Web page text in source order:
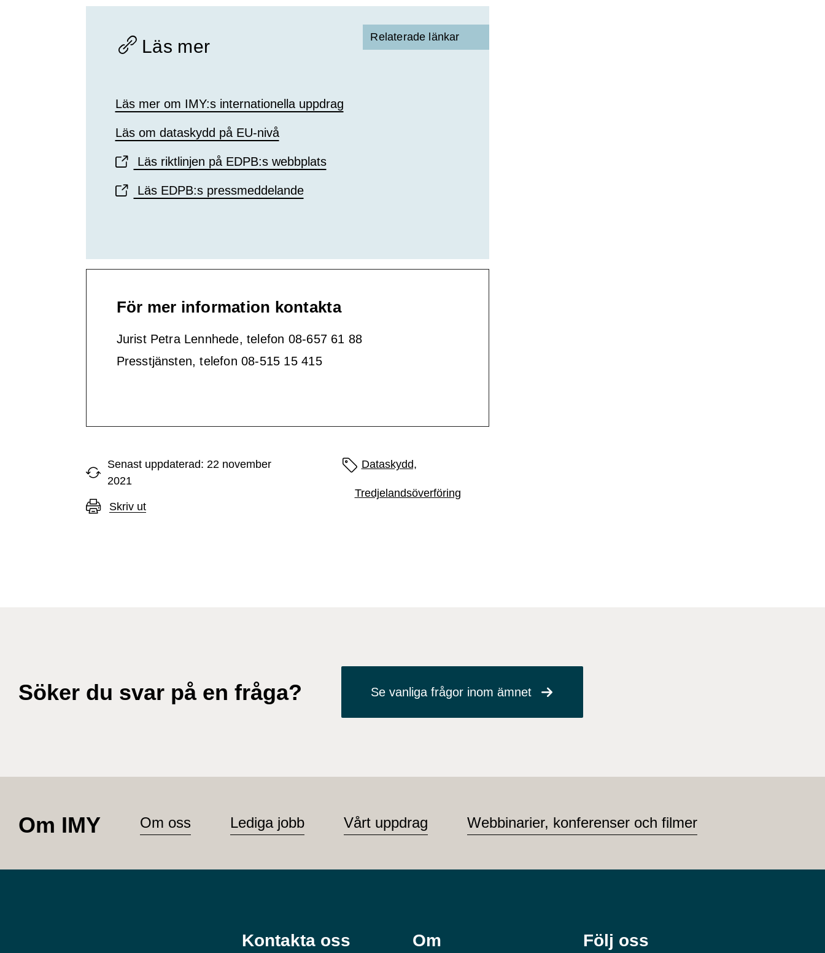
Läs mer Relaterade länkar
Läs mer om IMY:s internationella uppdrag
Läs om dataskydd på EU-nivå
Läs riktlinjen på EDPB:s webbplats
Läs EDPB:s pressmeddelande
För mer information kontakta
Jurist Petra Lennhede, telefon 08-657 61 88
Presstjänsten, telefon 08-515 15 415
Senast uppdaterad: 22 november
2021
Skriv ut
Sidans etiketter
Dataskydd,
Tredjelandsöverföring
Söker du svar på en fråga? Se vanliga frågor inom ämnet
Om IMY Om oss Lediga jobb Vårt uppdrag Webbinarier, konferenser och filmer
Kontakta oss
Om
Följ oss